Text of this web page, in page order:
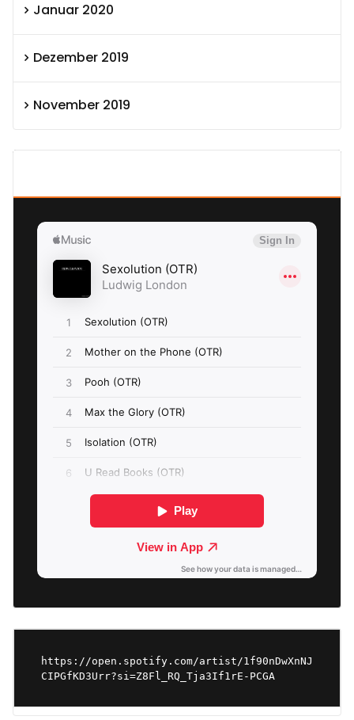
Januar 2020
Dezember 2019
November 2019
https://open.spotify.com/artist/1f90nDwXnNJ
CIPGfKD3Urr?si=Z8Fl_RQ_Tja3If1rE-PCGA